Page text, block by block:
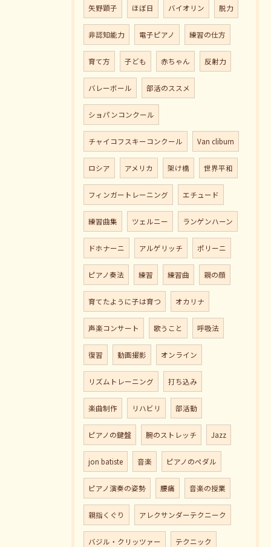
矢野顕子 ほぼ日 バイオリン 脱力
非認知能力 電子ピアノ 練習の仕方
育て方 子ども 赤ちゃん 反射力
バレーボール 部活のススメ
ショパンコンクール
チャイコフスキーコンクール Van cliburn
ロシア アメリカ 架け橋 世界平和
フィンガートレーニング エチュード
練習曲集 ツェルニー ランゲンハーン
ドホナーニ アルゲリッチ ポリーニ
ピアノ奏法 練習 練習曲 親の顔
育てたように子は育つ オカリナ
声楽コンサート 歌うこと 呼吸法
復習 動画撮影 オンライン
リズムトレーニング 打ち込み
楽曲制作 リハビリ 部活動
ピアノの鍵盤 腕のストレッチ Jazz
jon batiste 音楽 ピアノのペダル
ピアノ演奏の姿勢 腰痛 音楽の授業
親指くぐり アレクサンダーテクニーク
バジル・クリッツァー テクニック